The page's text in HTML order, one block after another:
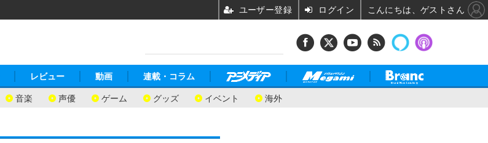
音楽 声優 ゲーム グッズ イベント 海外
レビュー 動画 連載・コラム
ユーザー登録 ログイン こんにちは、ゲストさん